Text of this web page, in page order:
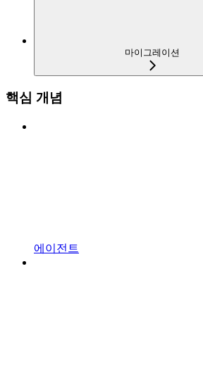
마이그레이션
핵심 개념
에이전트